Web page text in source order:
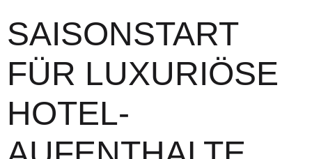
SAISONSTART
FÜR LUXURIÖSE
HOTEL-